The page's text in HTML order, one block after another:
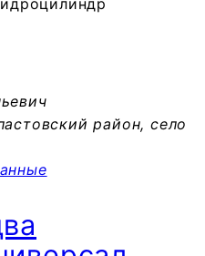
район, село